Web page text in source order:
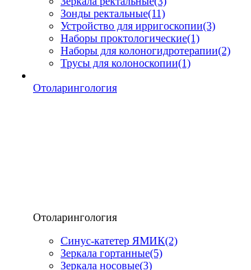
Зонды ректальные(11)
Устройство для ирригоскопии(3)
Наборы проктологические(1)
Наборы для колоногидротерапии(2)
Трусы для колоноскопии(1)
Отоларингология
Отоларингология
Синус-катетер ЯМИК(2)
Зеркала гортанные(5)
Зеркала носовые(3)